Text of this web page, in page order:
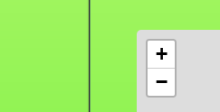
+
−